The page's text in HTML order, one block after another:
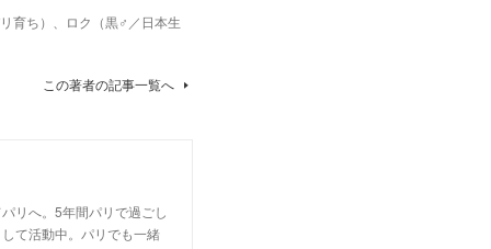
育ち）、ロク（黒♂／日本生
この著者の記事一覧へ
リへ。5年間パリで過ごし
て活動中。パリでも一緒